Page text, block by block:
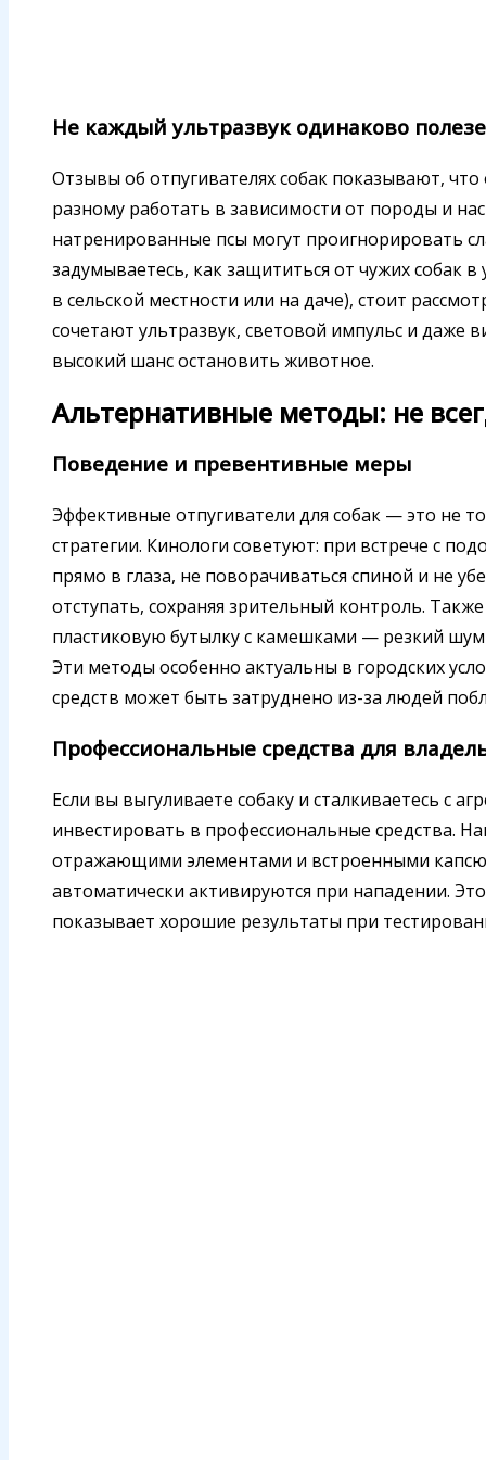
Не каждый ультразвук одинаково
Отзывы об отпугивателях собак показывают,
разному работать в зависимости от породы и
натренированные псы могут проигнорировать
задумываетесь, как защититься от чужих собак
в сельской местности или на даче), стоит
сочетают ультразвук, световой импульс и даже
высокий шанс остановить животное.
Альтернативные методы: не
Поведение и превентивные меры
Эффективные отпугиватели для собак — это не
стратегии. Кинологи советуют: при встрече с
прямо в глаза, не поворачиваться спиной и не
отступать, сохраняя зрительный контроль.
пластиковую бутылку с камешками — резкий
Эти методы особенно актуальны в городских
средств может быть затруднено из-за людей
Профессиональные средства для
Если вы выгуливаете собаку и сталкиваетесь с
инвестировать в профессиональные средства.
отражающими элементами и встроенными
автоматически активируются при нападении.
показывает хорошие результаты при